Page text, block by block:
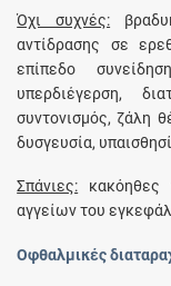
Όχι συχνές:
αντίδρασης σε
επίπεδο
υπερδιέγερση,
συντονισμός, ζάλη
δυσγευσία,
Σπάνιες: κακόηθες
αγγείων του
Οφθαλμικές